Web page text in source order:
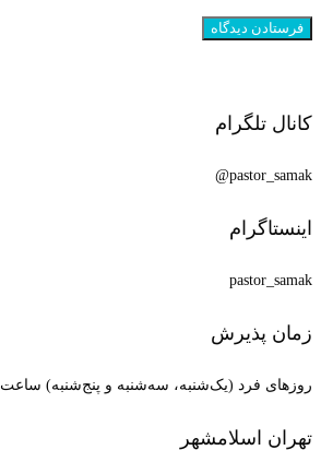
کانال تلگرام
pastor_samak@
اینستاگرام
pastor_samak
زمان پذیرش
روزهای فرد (یک‌شنبه، سه‌شنبه و پنج‌شنبه) ساعت 15:00 الی 20:00
تهران اسلامشهر